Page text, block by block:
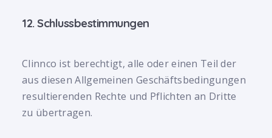
12. Schlussbestimmungen
Clinnco ist berechtigt, alle oder einen Teil der
aus diesen Allgemeinen Geschäftsbedingungen
resultierenden Rechte und Pflichten an Dritte
zu übertragen.